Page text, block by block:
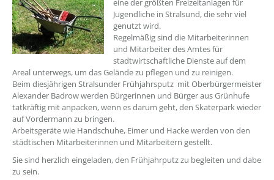
eine der größten Freizeitanlagen für
Jugendliche in Stralsund, die sehr viel
genutzt wird.
Regelmäßig sind die Mitarbeiterinnen
und Mitarbeiter des Amtes für
stadtwirtschaftliche Dienste auf dem
Areal unterwegs, um das Gelände zu pflegen und zu reinigen.
Beim diesjährigen Stralsunder Frühjahrsputz mit Oberbürgermeister
Alexander Badrow werden Bürgerinnen und Bürger aus Grünhufe
tatkräftig mit anpacken, wenn es darum geht, den Skaterpark wieder
auf Vordermann zu bringen.
Arbeitsgeräte wie Handschuhe, Eimer und Hacke werden von den
städtischen Mitarbeiterinnen und Mitarbeitern gestellt.
Sie sind herzlich eingeladen, den Frühjahrputz zu begleiten und dabe
zu sein.